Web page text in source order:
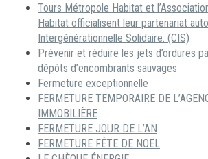
Tours Métropole Habitat et
Habitat officialisent leur partenariat
Intergénérationnelle Solidaire. (CIS)
Prévenir et réduire les jets d’ordures
dépôts d’encombrants sauvages
Fermeture exceptionnelle
FERMETURE TEMPORAIRE DE
IMMOBILIÈRE
FERMETURE JOUR DE L’AN
FERMETURE FÊTE DE NOËL